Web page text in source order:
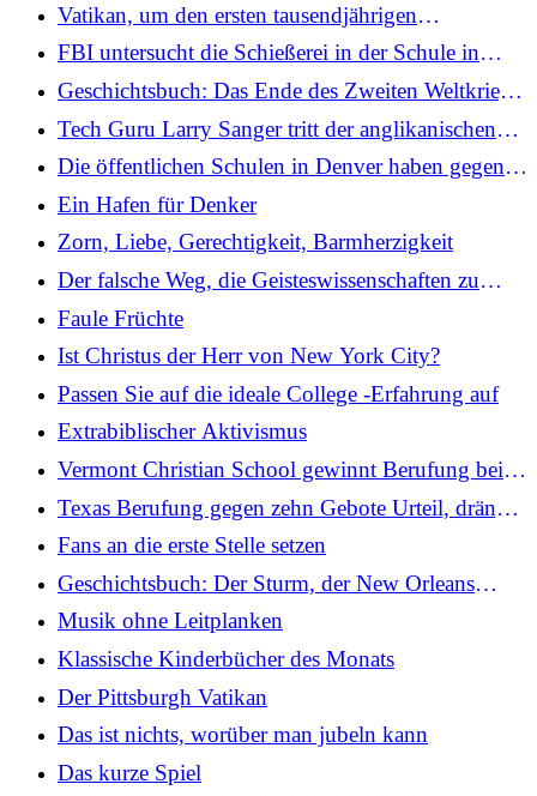
Vatikan, um den ersten tausendjährigen
katholischen Heiligen anzuerkennen
FBI untersucht die Schießerei in der Schule in
Minneapolis als Hassverbrechen gegen Katholiken
Geschichtsbuch: Das Ende des Zweiten Weltkriegs
II.
Tech Guru Larry Sanger tritt der anglikanischen
Kirche in Nordamerika bei
Die öffentlichen Schulen in Denver haben gegen
Titel IX mit Dual-Sex-Badezimmern verstoßen,
sagt Trump Administration
Ein Hafen für Denker
Zorn, Liebe, Gerechtigkeit, Barmherzigkeit
Der falsche Weg, die Geisteswissenschaften zu
reformieren
Faule Früchte
Ist Christus der Herr von New York City?
Passen Sie auf die ideale College -Erfahrung auf
Extrabiblischer Aktivismus
Vermont Christian School gewinnt Berufung beim
Kampf gegen das Sportverbot
Texas Berufung gegen zehn Gebote Urteil, drängt
auf das Gebet in der Schule
Fans an die erste Stelle setzen
Geschichtsbuch: Der Sturm, der New Orleans
veränderte
Musik ohne Leitplanken
Klassische Kinderbücher des Monats
Der Pittsburgh Vatikan
Das ist nichts, worüber man jubeln kann
Das kurze Spiel